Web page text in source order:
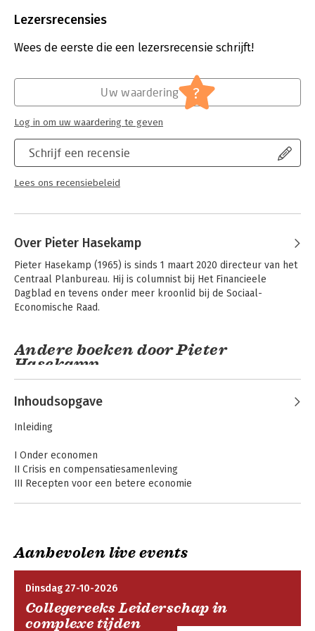
Bestandsformaat:
Uitgever:
Prometheus
Hoofdrubriek:
Lezersrecensies
Wees de eerste die een lezersrecensie schrijft!
Schrijf een recensie
Lees ons recensiebeleid
Uw waardering ?
Log in om uw waardering te geven
Over Pieter Hasekamp
Pieter Hasekamp (1965) is sinds 1 maart 2020 directeur van het
Centraal Planbureau. Hij is columnist bij Het Financieele
Dagblad en tevens onder meer kroonlid bij de Sociaal-
Economische Raad.
Andere boeken door Pieter
Hasekamp
Bekijk alle boeken
Inhoudsopgave
Inleiding
I Onder economen
II Crisis en compensatiesamenleving
III Recepten voor een betere economie
Aanbevolen live events
Dinsdag 27-10-2026
Collegereeks Leiderschap in
complexe tijden